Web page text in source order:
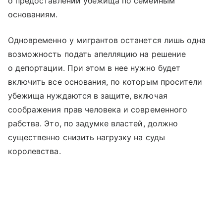
основаниям.
Одновременно у мигрантов останется лишь одна
возможность подать апелляцию на решение
о депортации. При этом в нее нужно будет
включить все основания, по которым просители
убежища нуждаются в защите, включая
соображения прав человека и современного
рабства. Это, по задумке властей, должно
существенно снизить нагрузку на суды
королевства.